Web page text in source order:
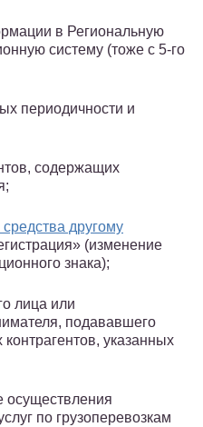
в Региональную
систему (тоже с 5-го
периодичности и
содержащих
другому
(изменение
знака);
лица или
подававшего
указанных
по грузоперевозкам